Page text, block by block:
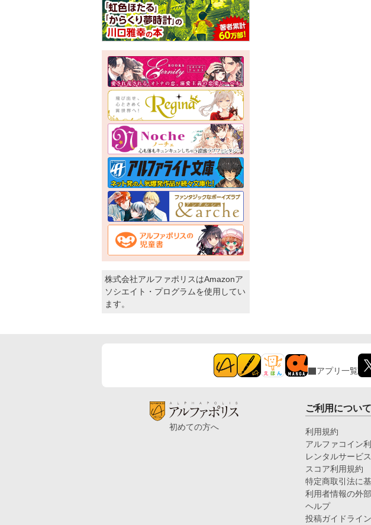
株式会社アルファポリスはAmazonア
ソシエイト・プログラムを使用してい
ます。
アプリ一覧
初めての方へ
ご利用について
利用規約
アルファコイン
レンタルサービ
スコア利用規約
特定商取引法に
利用者情報の外
ヘルプ
投稿ガイドライン